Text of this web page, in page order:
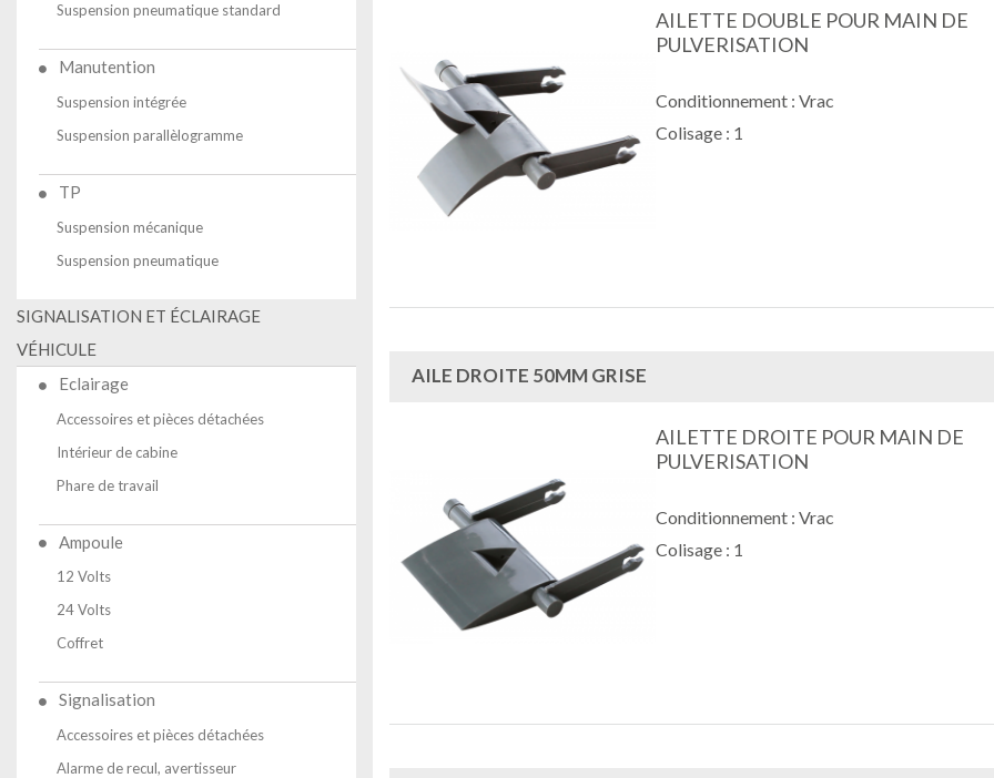
Suspension pneumatique standard
Manutention
Suspension intégrée
Suspension parallèlogramme
TP
Suspension mécanique
Suspension pneumatique
SIGNALISATION ET ÉCLAIRAGE
VÉHICULE
Eclairage
Accessoires et pièces détachées
Intérieur de cabine
Phare de travail
Ampoule
12 Volts
24 Volts
Coffret
Signalisation
Accessoires et pièces détachées
Alarme de recul, avertisseur
AILETTE DOUBLE POUR MAIN DE
PULVERISATION
Conditionnement : Vrac
Colisage : 1
AILE DROITE 50MM GRISE
AILETTE DROITE POUR MAIN DE
PULVERISATION
Conditionnement : Vrac
Colisage : 1